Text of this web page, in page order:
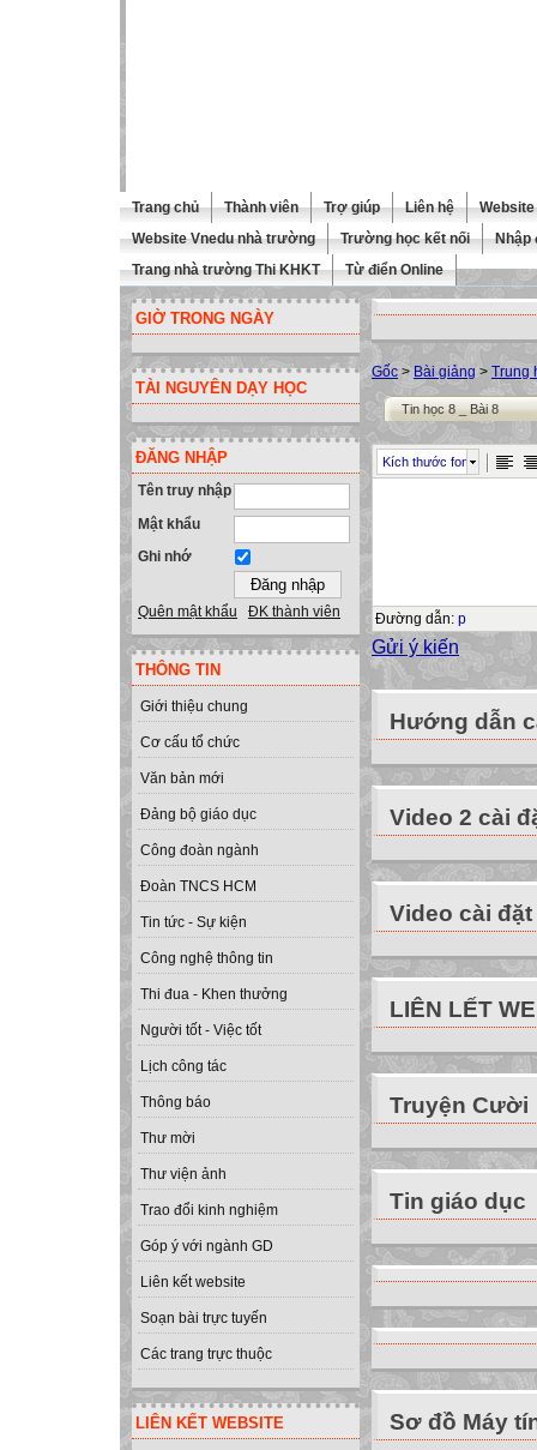
Trang chủ Thành viên Trợ giúp Liên hệ
Website Vnedu nhà trường
Trường học kết nối
Nhập
Trang nhà trường Thi KHKT
Từ điển Online
GIỜ TRONG NGÀY
TÀI NGUYÊN DẠY HỌC
ĐĂNG NHẬP
Tên truy nhập
Mật khẩu
Ghi nhớ
Quên mật khẩu ĐK thành viên
THÔNG TIN
Giới thiệu chung
Cơ cấu tổ chức
Văn bản mới
Đảng bộ giáo dục
Công đoàn ngành
Đoàn TNCS HCM
Tin tức - Sự kiện
Công nghệ thông tin
Thi đua - Khen thưởng
Người tốt - Việc tốt
Lịch công tác
Thông báo
Thư mời
Thư viện ảnh
Trao đổi kinh nghiệm
Góp ý với ngành GD
Liên kết website
Soạn bài trực tuyến
Các trang trực thuộc
LIÊN KẾT WEBSITE
Gốc > Bài giảng > Trung
Tin học 8 _ Bài 8
Kích thước font
Đường dẫn: p
Gửi ý kiến
Hướng dẫn
Video 2 cài
Video cài đặt
LIÊN LẾT
Truyện Cười
Tin giáo dục
Sơ đồ Máy